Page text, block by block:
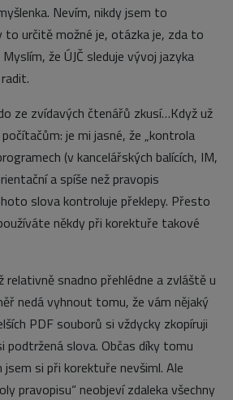
Nevím, nikdy jsem to
to určitě možné je, otázka je, zda to
že ÚJČ sleduje vývoj jazyka
ze zvídavých čtenářů zkusí…Když už
je mi jasné, že „kontrola
(v kancelářských balících, IM,
a spíše než pravopis
slova kontroluje překlepy. Přesto
někdy při korektuře takové
snadno přehlédne a zvláště u
nedá vyhnout tomu, že vám nějaký
PDF souborů si vždycky zkopíruji
podtržená slova. Občas díky tomu
jsem si při korektuře nevšiml. Ale
pravopisu“ neobjeví zdaleka všechny